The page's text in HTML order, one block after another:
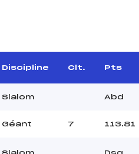
Discipline Clt. Pts
Slalom Abd
Géant 7 113.81
Slalom Dsq